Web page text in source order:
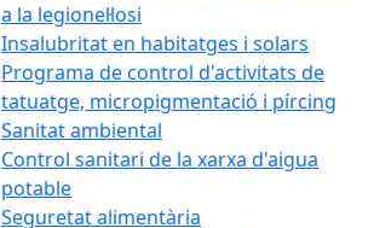
a la legionel·losi
Insalubritat en habitatges i solars
Programa de control d'activitats de
tatuatge, micropigmentació i pírcing
Sanitat ambiental
Control sanitari de la xarxa d'aigua
potable
Seguretat alimentària